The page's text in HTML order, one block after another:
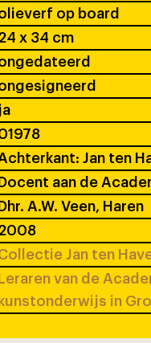
op board
x 34 cm
ja
Jan ten
Docent aan de
Dhr. A.W. Veen, Haren
Jan ten
Leraren van de
kunstonderwijs in